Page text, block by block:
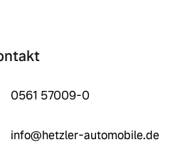
0561 57009-0
info@hetzler-automobile.de